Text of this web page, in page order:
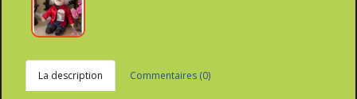
La description Commentaires (0)